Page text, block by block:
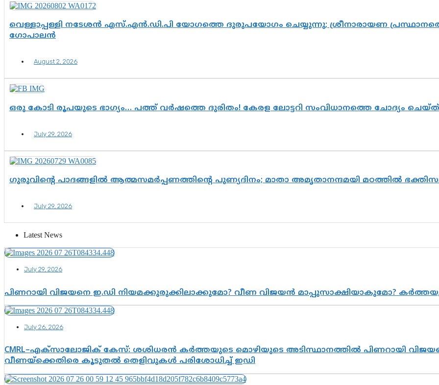
വെള്ളാപ്പള്ളി നടേശൻ എസ്.എൻ.ഡി.പി യോഗത്തെ ദുരുപയോഗം ചെയ്യുന്നു; ശ്രീനാരായണ
ഗോപാലൻ
August 2, 2026
ഒരു കോടി രൂപയുടെ ഭാഗ്യം… പത്ത് വർഷത്തെ ദുരിതം! കേരള ലോട്ടറി സംവിധാനത്തെ ചോദ്യം
July 29, 2026
ഗുരുവിന്റെ പാദങ്ങളിൽ ആത്മസമർപ്പണത്തിന്റെ പുണ്യദിനം; മാതാ അമൃതാനന്ദമയി മഠത്തിൽ
July 29, 2026
Latest News
July 29, 2026
പിണറായി വിജയനെ ഇ.ഡി നിയമക്കുരുക്കിലാക്കുമോ? വീണ വിജയൻ മാപ്പുസാക്ഷിയാകുമോ?
July 26, 2026
CMRL–എക്‌സാലോജിക് കേസ്: ശശിധരൻ കർത്തയുടെ മൊഴിയുടെ അടിസ്ഥാനത്തിൽ പിണറായി
വീണയ്‌ക്കെതിരെ കൂടുതൽ തെളിവുകൾ പരിശോധിച്ച് ഇഡി